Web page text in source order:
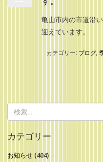
亀山市内の市道沿
迎えています。
カテゴリー: ブログ,
索:
カテゴリー
お知らせ (404)